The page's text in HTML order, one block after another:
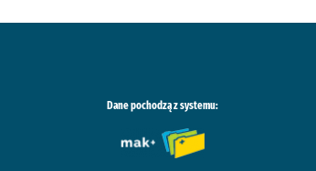
Dane pochodzą z systemu: